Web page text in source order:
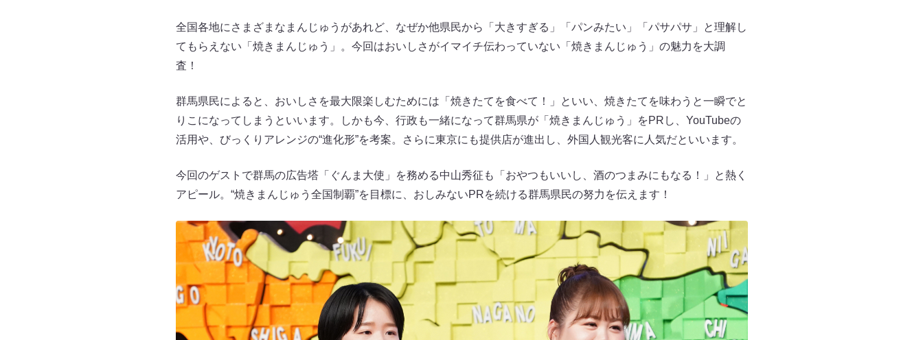
全国各地にさまざまなまんじゅうがあれど、なぜか他県民から「大きすぎる」「パンみたい」「パサパサ」と理解し
てもらえない「焼きまんじゅう」。今回はおいしさがイマイチ伝わっていない「焼きまんじゅう」の魅力を大調
査！
群馬県民によると、おいしさを最大限楽しむためには「焼きたてを食べて！」といい、焼きたてを味わうと一瞬でと
りこになってしまうといいます。しかも今、行政も一緒になって群馬県が「焼きまんじゅう」をPRし、YouTubeの
活用や、びっくりアレンジの“進化形”を考案。さらに東京にも提供店が進出し、外国人観光客に人気だといいます。
今回のゲストで群馬の広告塔「ぐんま大使」を務める中山秀征も「おやつもいいし、酒のつまみにもなる！」と熱く
アピール。“焼きまんじゅう全国制覇”を目標に、おしみないPRを続ける群馬県民の努力を伝えます！